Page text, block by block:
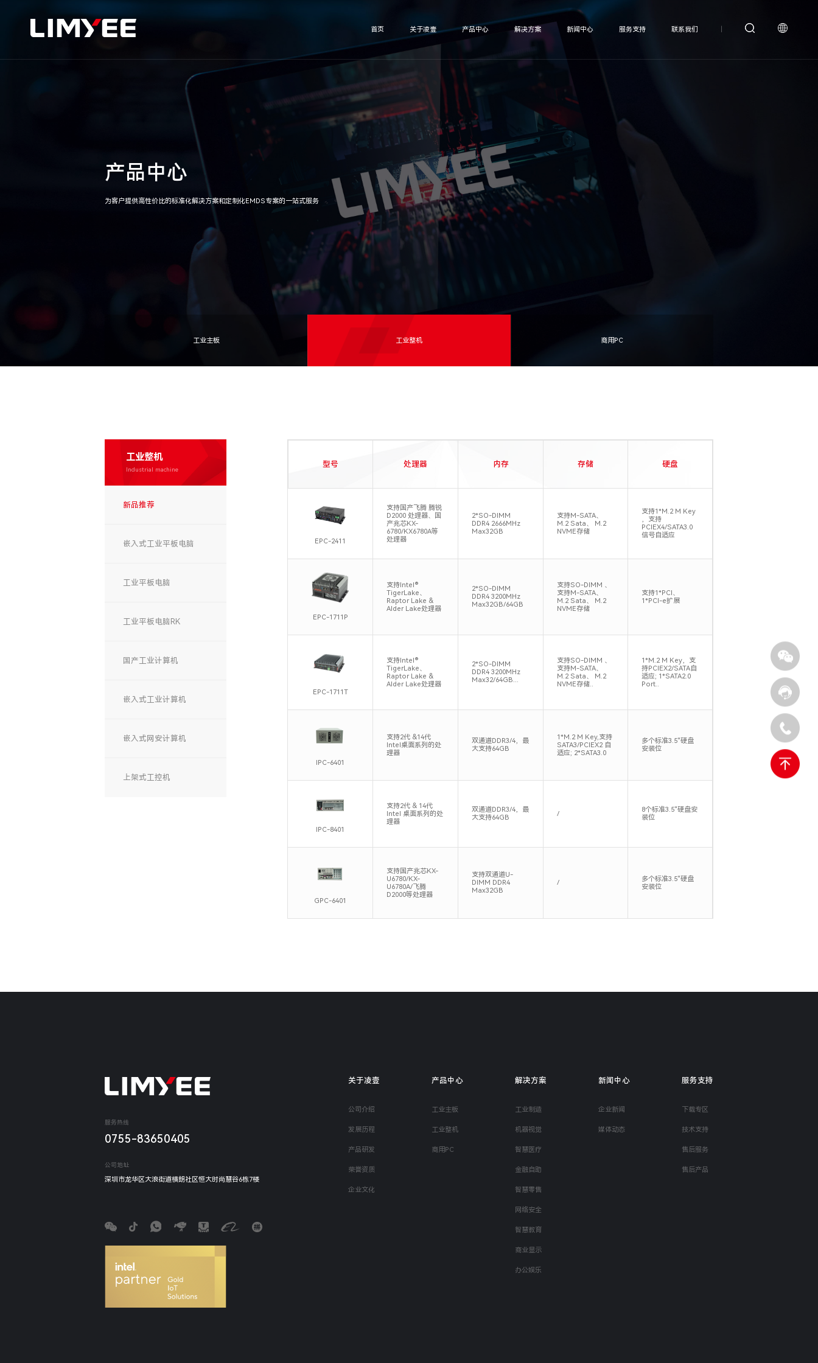
首页 关于凌壹 产品中心 解决方案 新闻中心 服务支持 联系我们
产品中心
为客户提供高性价比的标准化解决方案和定制化EMDS专案的一站式服务
工业主板 工业整机 商用PC
工业整机
Industrial machine
新品推荐
嵌入式工业平板电脑
工业平板电脑
工业平板电脑RK
国产工业计算机
嵌入式工业计算机
嵌入式网安计算机
上架式工控机
型号 处理器 内存 存储 硬盘
EPC-2411
支持国产飞腾 腾锐
D2000 处理器、国
产兆芯KX-
6780/KX6780A等
处理器
2*SO-DIMM
DDR4 2666MHz
Max32GB
支持M-SATA、
M.2 Sata、 M.2
NVME存储
支持1*M.2 M Key
，支持
PCIEX4/SATA3.0
信号自适应
EPC-1711P
支持Intel®
TigerLake、
Raptor Lake &
Alder Lake处理器
2*SO-DIMM
DDR4 3200MHz
Max32GB/64GB
支持SO-DIMM 、
支持M-SATA、
M.2 Sata、 M.2
NVME存储
支持1*PCI、
1*PCI-e扩展
EPC-1711T
支持Intel®
TigerLake、
Raptor Lake &
Alder Lake处理器
2*SO-DIMM
DDR4 3200MHz
Max32/64GB...
支持SO-DIMM 、
支持M-SATA、
M.2 Sata、 M.2
NVME存储..
1*M.2 M Key，支
持PCIEX2/SATA自
适应; 1*SATA2.0
Port..
IPC-6401
支持2代 &14代
Intel桌面系列的处
理器
双通道DDR3/4，最
大支持64GB
1*M.2 M Key,支持
SATA3/PCIEX2 自
适应; 2*SATA3.0
多个标准3.5"硬盘
安装位
IPC-8401
支持2代 & 14代
Intel 桌面系列的处
理器
双通道DDR3/4，最
大支持64GB
/
8个标准3.5"硬盘安
装位
GPC-6401
支持国产兆芯KX-
U6780/KX-
U6780A/飞腾
D2000等处理器
支持双通道U-
DIMM DDR4
Max32GB
/
多个标准3.5"硬盘
安装位
服务热线
0755-83650405
公司地址
深圳市龙华区大浪街道横朗社区恒大时尚慧谷6栋7楼
关于凌壹
公司介绍
发展历程
产品研发
荣誉资质
企业文化
产品中心
工业主板
工业整机
商用PC
解决方案
工业制造
机器视觉
智慧医疗
金融自助
智慧零售
网络安全
智慧教育
商业显示
办公娱乐
新闻中心
企业新闻
媒体动态
服务支持
下载专区
技术支持
售后服务
售后产品